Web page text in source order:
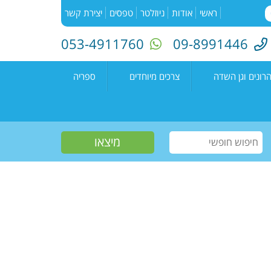
ראשי אודות ניוזלטר טפסים יצירת קשר
09-8991446
053-4911760
וגן השדה
קדימה צורן
צרכים מיוחדים
עמיתים
שווים צעירים
חוגים למיוחדים
ספריה
קטלוג הספריה
הזמנת ספרים
יוצרים מקומיים